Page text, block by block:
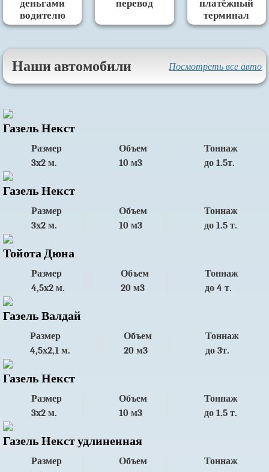
деньгами
водителю
перевод
платёжный
терминал
Наши автомобили Посмотреть все авто
Газель Некст
Размер
3x2 м.
Объем
10 м3
Тоннаж
до 1.5т.
Газель Некст
Размер
3x2 м.
Объем
10 м3
Тоннаж
до 1.5 т.
Тойота Дюна
Размер
4,5x2 м.
Объем
20 м3
Тоннаж
до 4 т.
Газель Валдай
Размер
4,5x2,1 м.
Объем
20 м3
Тоннаж
до 3т.
Газель Некст
Размер
3x2 м.
Объем
10 м3
Тоннаж
до 1.5 т.
Газель Некст удлиненная
Размер
Объем
Тоннаж